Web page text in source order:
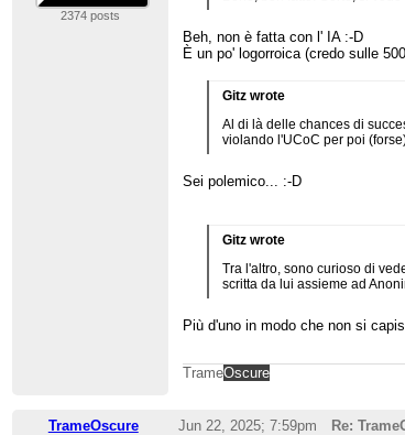
2374 posts
Beh, non è fatta con l' IA :-D
È un po' logorroica (credo sulle
Gitz wrote
Al di là delle chances di
violando l'UCoC per poi
Sei polemico... :-D
Gitz wrote
Tra l'altro, sono curioso di
scritta da lui assieme ad
Più d'uno in modo che non si
TrameOscure
TrameOscure Jun 22, 2025; 7:59pm Re: